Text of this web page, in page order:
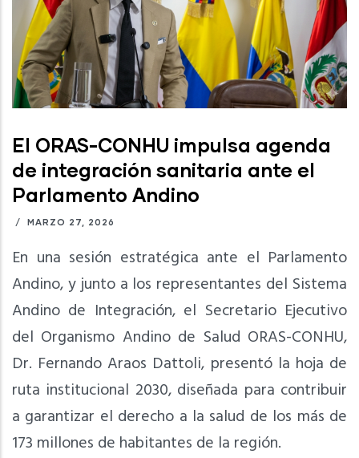
El ORAS-CONHU impulsa agenda
de integración sanitaria ante el
Parlamento Andino
/ MARZO 27, 2026
En una sesión estratégica ante el Parlamento
Andino, y junto a los representantes del Sistema
Andino de Integración, el Secretario Ejecutivo
del Organismo Andino de Salud ORAS-CONHU,
Dr. Fernando Araos Dattoli, presentó la hoja de
ruta institucional 2030, diseñada para contribuir
a garantizar el derecho a la salud de los más de
173 millones de habitantes de la región.